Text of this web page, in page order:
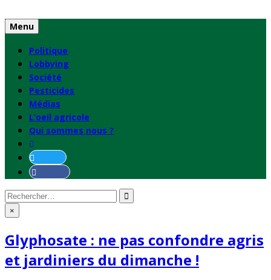
to
content
Menu
Politique
Lobbying
Société
Pesticides
Médias
L’oeil agricole
Qui sommes nous ?
Rechercher
: ×
Glyphosate : ne pas confondre agris
et jardiniers du dimanche !